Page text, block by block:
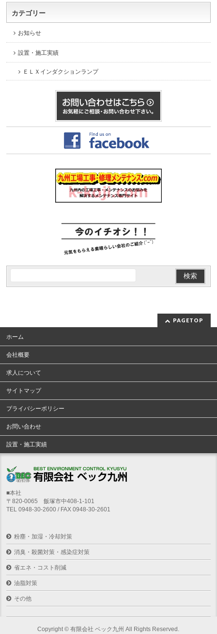
カテゴリー
お知らせ
設置・施工実績
ＥＬＸインダクションランプ
PAGETOP
ホーム
会社概要
求人について
サイトマップ
プライバシーポリシー
お問い合わせ
設置・施工実績
■本社
〒820-0065 飯塚市中408-1-101
TEL 0948-30-2600 / FAX 0948-30-2601
粉塵・加湿・冷却対策
消臭・殺菌対策・感染症対策
省エネ・コスト削減
油脂対策
その他
Copyright ©有限会社 ベック九州 All Rights Reserved.